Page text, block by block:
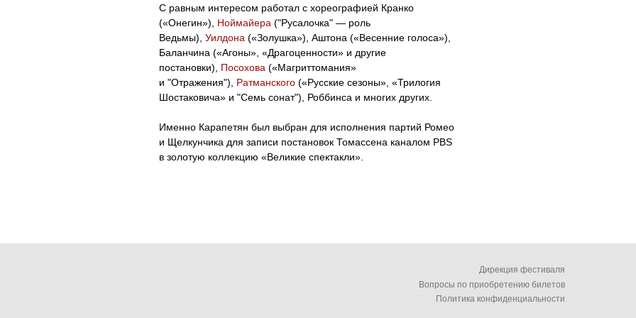
С равным интересом работал с хореографией Кранко
(«Онегин»), Ноймайера ("Русалочка" — роль
Ведьмы), Уилдона («Золушка»), Аштона («Весенние голоса»),
Баланчина («Агоны», «Драгоценности» и другие
постановки), Посохова («Магриттомания»
и "Отражения"), Ратманского («Русские сезоны», «Трилогия
Шостаковича» и "Семь сонат"), Роббинса и многих других.
Именно Карапетян был выбран для исполнения партий Ромео
и Щелкунчика для записи постановок Томассена каналом PBS
в золотую коллекцию «Великие спектакли».
Дирекция фестиваля
Вопросы по приобретению билетов
Политика конфиденциальности